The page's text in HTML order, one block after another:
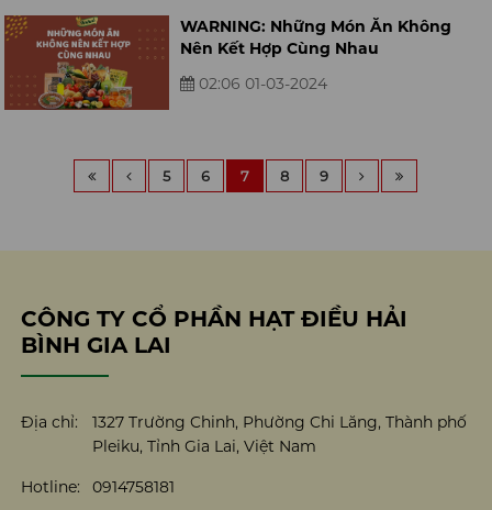
WARNING: Những Món Ăn Không
Nên Kết Hợp Cùng Nhau
02:06 01-03-2024
5 6 7 8 9
CÔNG TY CỔ PHẦN HẠT ĐIỀU HẢI
BÌNH GIA LAI
Địa chỉ:
1327 Trường Chinh, Phường Chi Lăng, Thành phố
Pleiku, Tỉnh Gia Lai, Việt Nam
Hotline: 0914758181